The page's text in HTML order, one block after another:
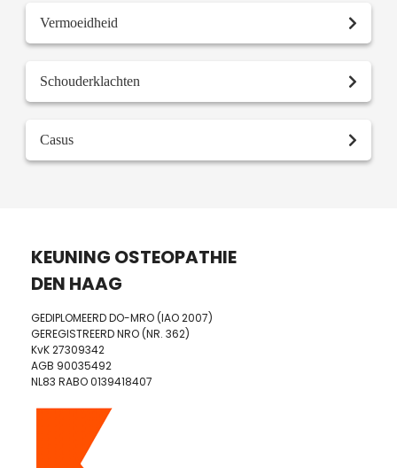
Vermoeidheid
Schouderklachten
Casus
KEUNING OSTEOPATHIE
DEN HAAG
GEDIPLOMEERD DO-MRO (IAO 2007)
GEREGISTREERD NRO (NR. 362)
KvK 27309342
AGB 90035492
NL83 RABO 0139418407